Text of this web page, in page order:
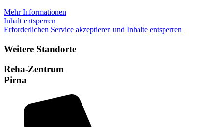
Mehr Informationen
Inhalt entsperren
Erforderlichen Service akzeptieren und Inhalte entsperren
Weitere Standorte
Reha-Zentrum
Pirna